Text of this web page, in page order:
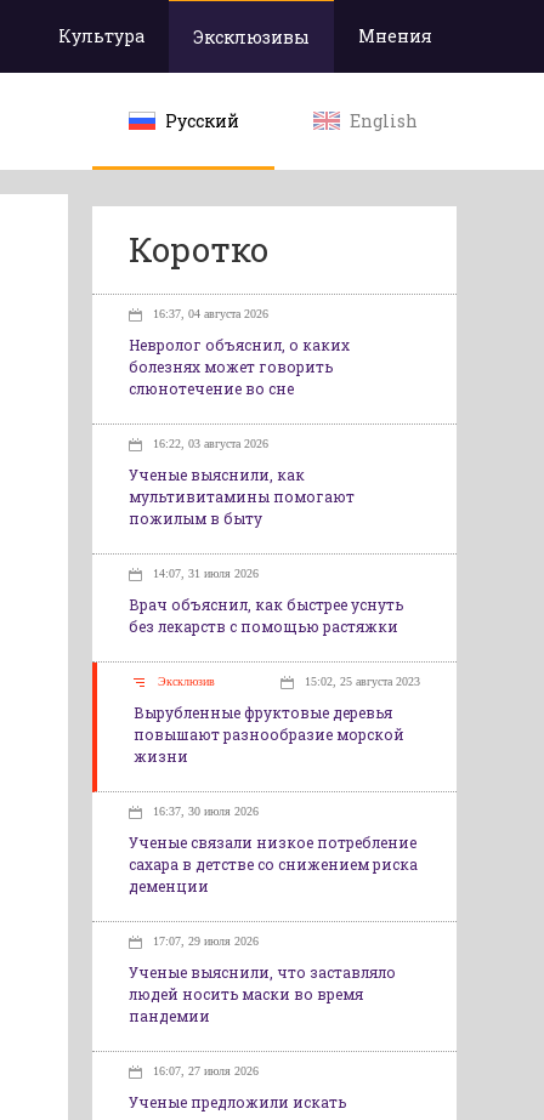
Культура Эксклюзивы Мнения
Русский English
Коротко
16:37, 04 августа 2026
Невролог объяснил, о каких
болезнях может говорить
слюнотечение во сне
16:22, 03 августа 2026
Ученые выяснили, как
мультивитамины помогают
пожилым в быту
14:07, 31 июля 2026
Врач объяснил, как быстрее уснуть
без лекарств с помощью растяжки
Эксклюзив 15:02, 25 августа 2023
Вырубленные фруктовые деревья
повышают разнообразие морской
жизни
16:37, 30 июля 2026
Ученые связали низкое потребление
сахара в детстве со снижением риска
деменции
17:07, 29 июля 2026
Ученые выяснили, что заставляло
людей носить маски во время
пандемии
16:07, 27 июля 2026
Ученые предложили искать